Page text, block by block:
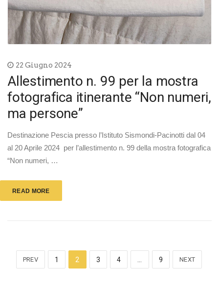
22 Giugno 2024
Allestimento n. 99 per la mostra
fotografica itinerante “Non numeri,
ma persone”
Destinazione Pescia presso l’Istituto Sismondi-Pacinotti dal 04
al 20 Aprile 2024 per l’allestimento n. 99 della mostra fotografica
“Non numeri, …
READ MORE
PREV 1 2 3 4 9 NEXT